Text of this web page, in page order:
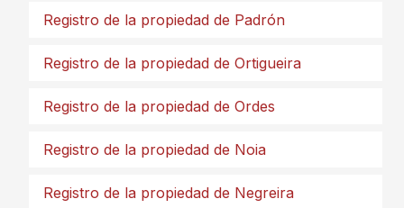
Registro de la propiedad de Padrón
Registro de la propiedad de Ortigueira
Registro de la propiedad de Ordes
Registro de la propiedad de Noia
Registro de la propiedad de Negreira